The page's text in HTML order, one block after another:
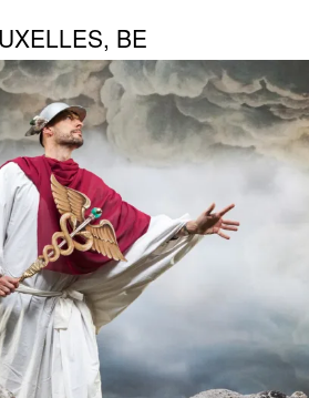
BE